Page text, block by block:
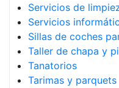
Servicios de
Servicios
Sillas de coches
Taller de chapa y
Tanatorios
Tarimas y parquets